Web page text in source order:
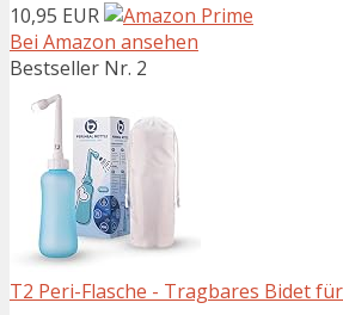
10,95 EUR
Bei Amazon ansehen
Bestseller Nr. 2
T2 Peri-Flasche - Tragbares Bidet